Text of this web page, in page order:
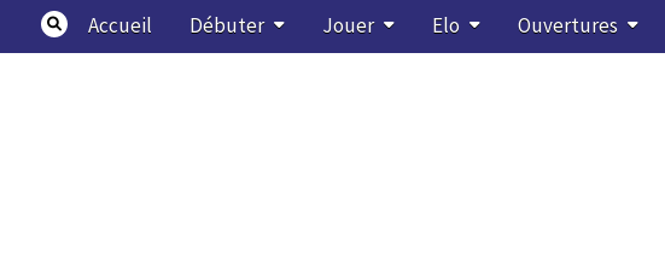
content
Accueil Débuter Jouer Elo Ouvertures